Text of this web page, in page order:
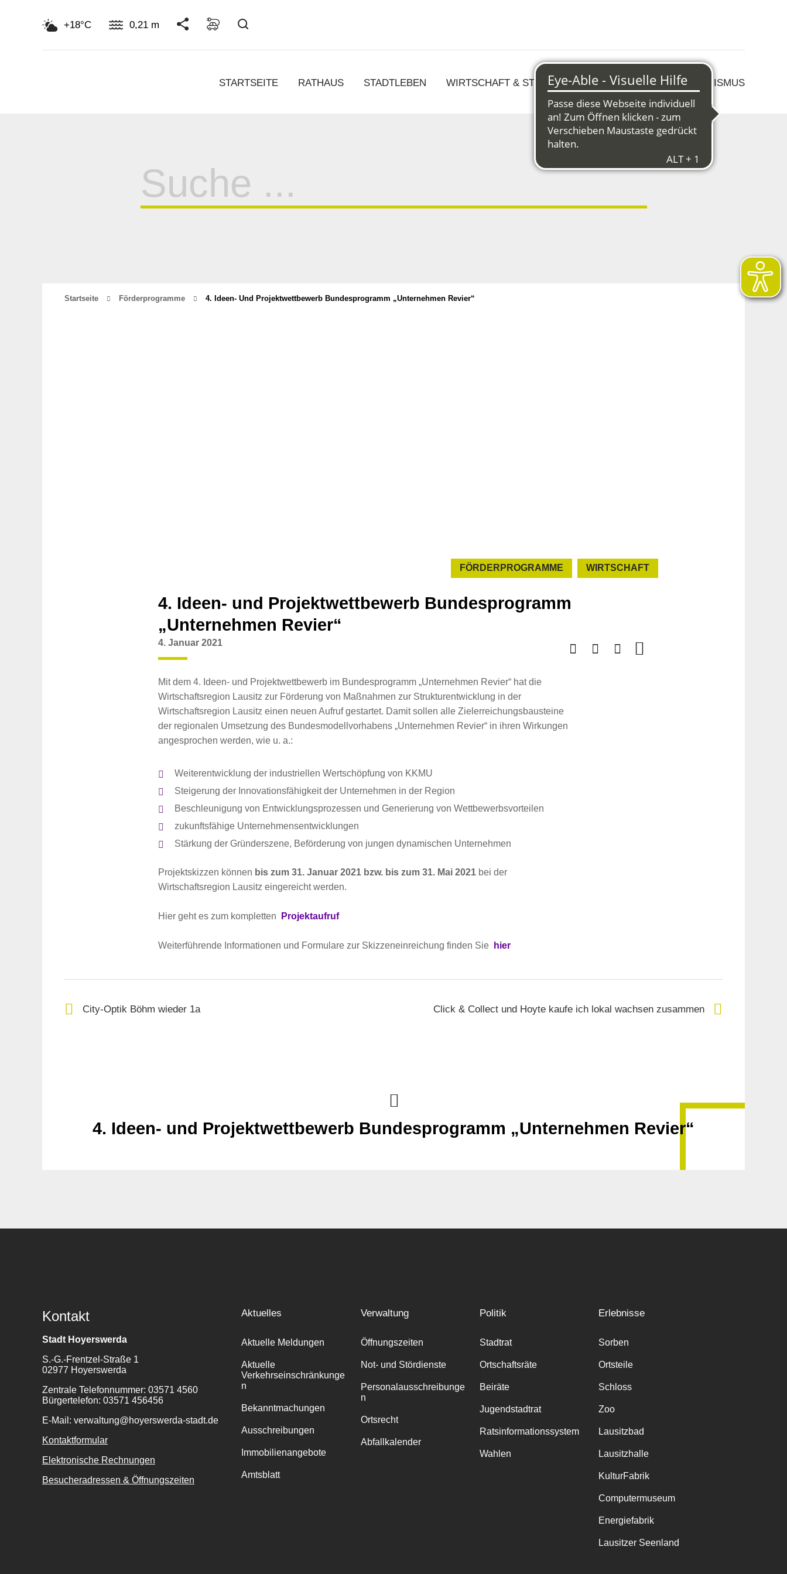
+18°C 0,21 m
STARTSEITE RATHAUS STADTLEBEN WIRTSCHAFT & STRUKTURWANDEL KULTUR & TOURISMUS
für:
Startseite Förderprogramme 4. Ideen- Und Projektwettbewerb Bundesprogramm „Unternehmen Revier“
FÖRDERPROGRAMME WIRTSCHAFT
4. Ideen- und Projektwettbewerb Bundesprogramm
„Unternehmen Revier“
4. Januar 2021
Mit dem 4. Ideen- und Projektwettbewerb im Bundesprogramm „Unternehmen Revier“ hat die
Wirtschaftsregion Lausitz zur Förderung von Maßnahmen zur Strukturentwicklung in der
Wirtschaftsregion Lausitz einen neuen Aufruf gestartet. Damit sollen alle Zielerreichungsbausteine
der regionalen Umsetzung des Bundesmodellvorhabens „Unternehmen Revier“ in ihren Wirkungen
angesprochen werden, wie u. a.:
Weiterentwicklung der industriellen Wertschöpfung von KKMU
Steigerung der Innovationsfähigkeit der Unternehmen in der Region
Beschleunigung von Entwicklungsprozessen und Generierung von Wettbewerbsvorteilen
zukunftsfähige Unternehmensentwicklungen
Stärkung der Gründerszene, Beförderung von jungen dynamischen Unternehmen
Projektskizzen können bis zum 31. Januar 2021 bzw. bis zum 31. Mai 2021 bei der
Wirtschaftsregion Lausitz eingereicht werden.
Hier geht es zum kompletten Projektaufruf
Weiterführende Informationen und Formulare zur Skizzeneinreichung finden Sie hier
City-Optik Böhm wieder 1a Click & Collect und Hoyte kaufe ich lokal wachsen zusammen
4. Ideen- und Projektwettbewerb Bundesprogramm „Unternehmen Revier“
Kontakt
Stadt Hoyerswerda
S.-G.-Frentzel-Straße 1
02977 Hoyerswerda
Zentrale Telefonnummer: 03571 4560
Bürgertelefon: 03571 456456
E-Mail: verwaltung@hoyerswerda-stadt.de
Kontaktformular
Elektronische Rechnungen
Besucheradressen & Öffnungszeiten
Aktuelles
Aktuelle Meldungen
Aktuelle
Verkehrseinschränkunge
n
Bekanntmachungen
Ausschreibungen
Immobilienangebote
Amtsblatt
Verwaltung
Öffnungszeiten
Not- und Stördienste
Personalausschreibunge
n
Ortsrecht
Abfallkalender
Politik
Stadtrat
Ortschaftsräte
Beiräte
Jugendstadtrat
Ratsinformationssystem
Wahlen
Erlebnisse
Sorben
Ortsteile
Schloss
Zoo
Lausitzbad
Lausitzhalle
KulturFabrik
Computermuseum
Energiefabrik
Lausitzer Seenland